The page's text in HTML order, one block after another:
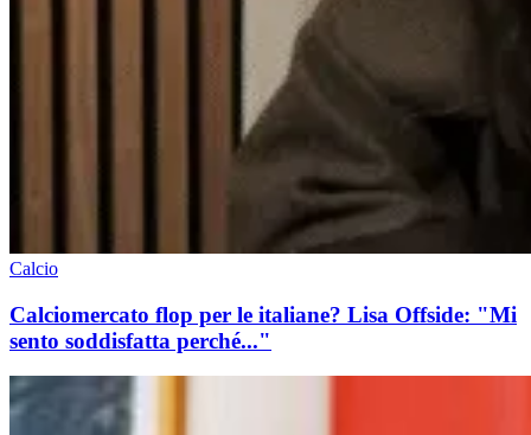
Calcio
Calciomercato flop per le italiane? Lisa Offside: "Mi
sento soddisfatta perché..."